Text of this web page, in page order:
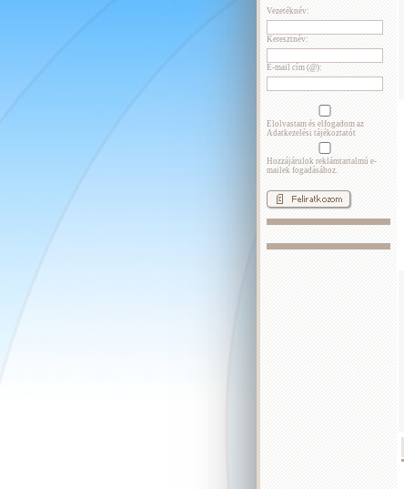
Vezetéknév:
Keresztnév:
E-mail cím (@):
Elolvastam és elfogadom az
Adatkezelési tájékoztatót
Hozzájárulok reklámtartalmú e-
mailek fogadásához.